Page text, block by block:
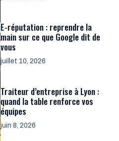
E-réputation : reprendre la
main sur ce que Google dit de
vous
juillet 10, 2026
Traiteur d’entreprise à Lyon :
quand la table renforce vos
équipes
juin 8, 2026